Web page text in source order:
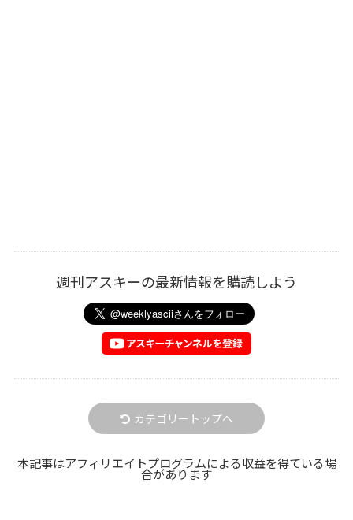
週刊アスキーの最新情報を購読しよう
カテゴリートップへ
本記事はアフィリエイトプログラムによる収益を得ている場
合があります